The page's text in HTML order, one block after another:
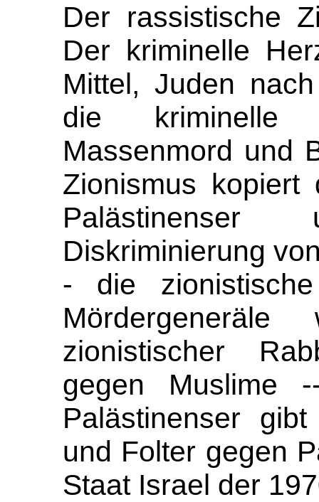
Der rassistische
Der kriminelle
Mittel, Juden
die kriminelle
Massenmord und
Zionismus
Diskriminierung
- die
zionistischer
gegen Muslime
Palästinenser
und Folter gegen
Staat Israel der